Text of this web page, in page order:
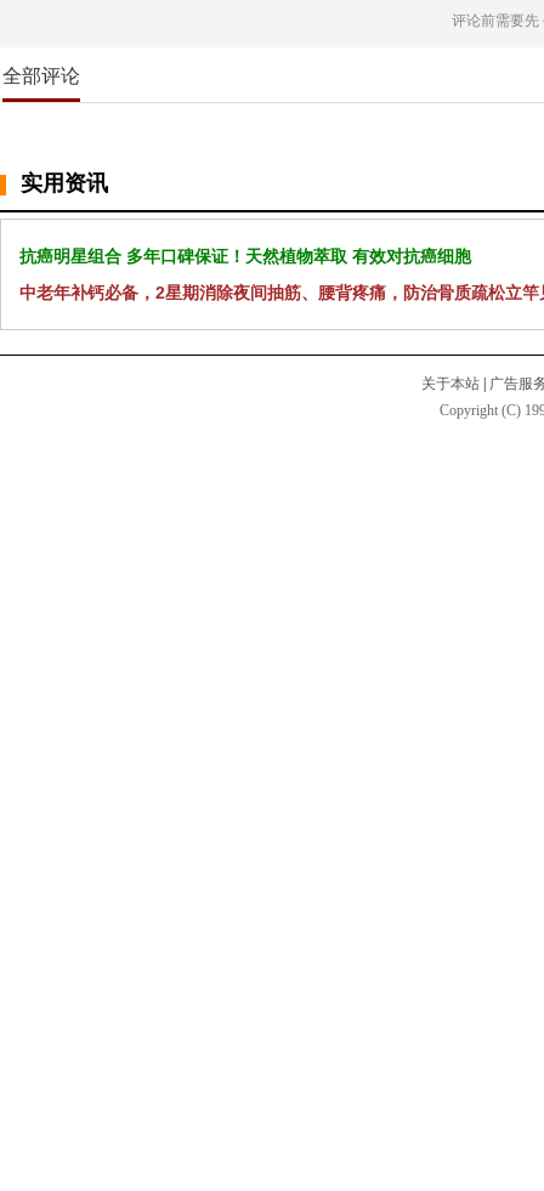
评论前需要先
全部评论
实用资讯
抗癌明星组合 多年口碑保证！天然植物萃取 有效对抗癌细胞
中老年补钙必备，2星期消除夜间抽筋、腰背疼痛，防治骨质疏松立竿
关于本站
广告服
Copyright (C)